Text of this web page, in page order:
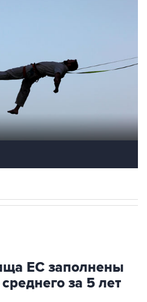
ЕС заполнены
за 5 лет